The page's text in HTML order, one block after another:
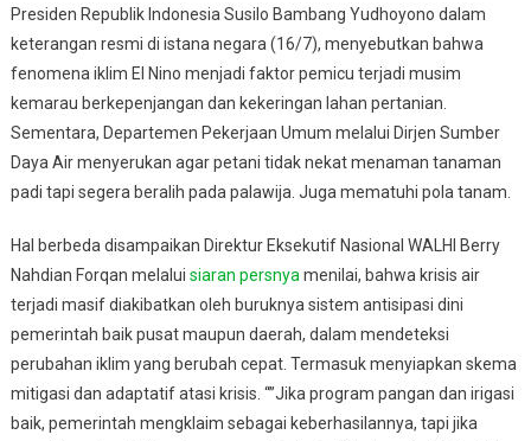
Presiden Republik Indonesia Susilo Bambang Yudhoyono dalam
keterangan resmi di istana negara (16/7), menyebutkan bahwa
fenomena iklim El Nino menjadi faktor pemicu terjadi musim
kemarau berkepenjangan dan kekeringan lahan pertanian.
Sementara, Departemen Pekerjaan Umum melalui Dirjen Sumber
Daya Air menyerukan agar petani tidak nekat menaman tanaman
padi tapi segera beralih pada palawija. Juga mematuhi pola tanam.
Hal berbeda disampaikan Direktur Eksekutif Nasional WALHI Berry
Nahdian Forqan melalui siaran persnya menilai, bahwa krisis air
terjadi masif diakibatkan oleh buruknya sistem antisipasi dini
pemerintah baik pusat maupun daerah, dalam mendeteksi
perubahan iklim yang berubah cepat. Termasuk menyiapkan skema
mitigasi dan adaptatif atasi krisis. “”Jika program pangan dan irigasi
baik, pemerintah mengklaim sebagai keberhasilannya, tapi jika